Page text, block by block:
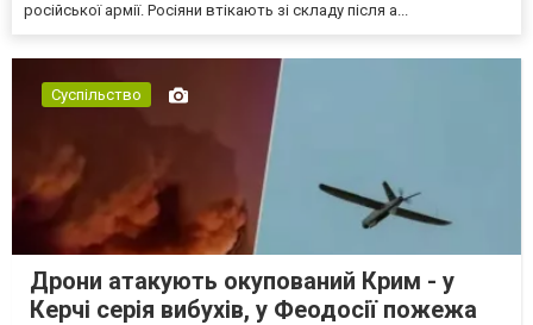
російської армії. Росіяни втікають зі складу після а...
Суспільство
Дрони атакують окупований Крим - у
Керчі серія вибухів, у Феодосії пожежа